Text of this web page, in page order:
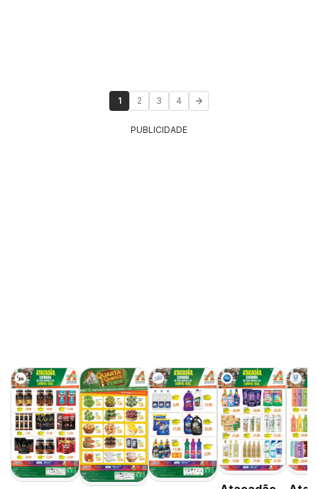
1 2 3 4
PUBLICIDADE